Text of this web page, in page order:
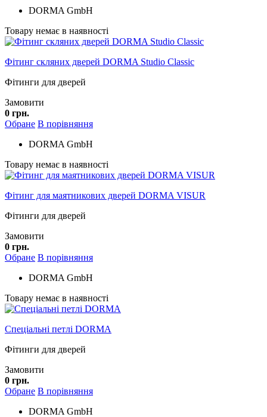
DORMA GmbH
Товару немає в наявності
Фітинг скляних дверей DORMA Studio Classic
Фітинги для дверей
Замовити
0 грн.
Обране В порівняння
DORMA GmbH
Товару немає в наявності
Фітинг для маятникових дверей DORMA VISUR
Фітинги для дверей
Замовити
0 грн.
Обране В порівняння
DORMA GmbH
Товару немає в наявності
Спеціальні петлі DORMA
Фітинги для дверей
Замовити
0 грн.
Обране В порівняння
DORMA GmbH